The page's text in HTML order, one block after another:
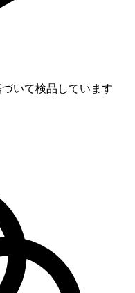
いて検品しています